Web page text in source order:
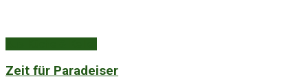
Zeit für Paradeiser